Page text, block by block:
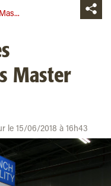
Master
le 15/06/2018 à 16h43